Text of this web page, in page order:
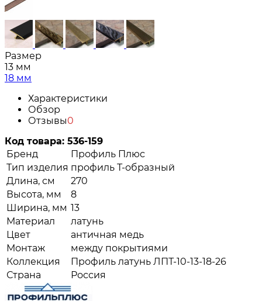
Размер
13 мм
18 мм
Характеристики
Обзор
Отзывы0
Код товара: 536-159
Бренд
Профиль Плюс
Тип изделия профиль Т-образный
Длина, см
270
Высота, мм
8
Ширина, мм 13
Материал
латунь
Цвет
античная медь
Монтаж
между покрытиями
Коллекция
Профиль латунь ЛПТ-10-13-18-26
Страна
Россия